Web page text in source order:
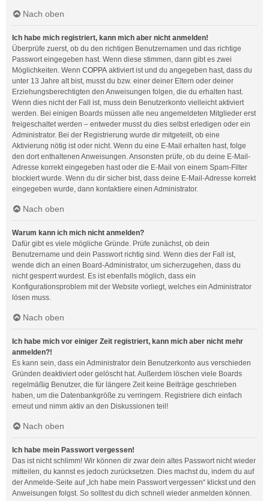
Nach oben
Ich habe mich registriert, kann mich aber nicht anmelden!
Überprüfe zuerst, ob du den richtigen Benutzernamen und das richtige
Passwort eingegeben hast. Wenn diese stimmen, dann gibt es zwei
Möglichkeiten. Wenn COPPA aktiviert ist und du angegeben hast, dass du
unter 13 Jahre alt bist, musst du bzw. einer deiner Eltern oder deiner
Erziehungsberechtigten den Anweisungen folgen, die du erhalten hast.
Wenn dies nicht der Fall ist, muss dein Benutzerkonto vielleicht aktiviert
werden. Bei einigen Boards müssen alle neu angemeldeten Mitglieder erst
freigeschaltet werden – entweder musst du dies selbst erledigen oder ein
Administrator. Bei der Registrierung wurde dir mitgeteilt, ob eine
Aktivierung nötig ist oder nicht. Wenn du eine E-Mail erhalten hast, folge
den dort enthaltenen Anweisungen. Ansonsten prüfe, ob du deine E-Mail-
Adresse korrekt eingegeben hast oder die E-Mail von einem Spam-Filter
blockiert wurde. Wenn du dir sicher bist, dass deine E-Mail-Adresse korrekt
eingegeben wurde, dann kontaktiere einen Administrator.
Nach oben
Warum kann ich mich nicht anmelden?
Dafür gibt es viele mögliche Gründe. Prüfe zunächst, ob dein
Benutzername und dein Passwort richtig sind. Wenn dies der Fall ist,
wende dich an einen Board-Administrator, um sicherzugehen, dass du
nicht gesperrt wurdest. Es ist ebenfalls möglich, dass ein
Konfigurationsproblem mit der Website vorliegt, welches ein Administrator
lösen muss.
Nach oben
Ich habe mich vor einiger Zeit registriert, kann mich aber nicht mehr
anmelden?!
Es kann sein, dass ein Administrator dein Benutzerkonto aus verschieden
Gründen deaktiviert oder gelöscht hat. Außerdem löschen viele Boards
regelmäßig Benutzer, die für längere Zeit keine Beiträge geschrieben
haben, um die Datenbankgröße zu verringern. Registriere dich einfach
erneut und nimm aktiv an den Diskussionen teil!
Nach oben
Ich habe mein Passwort vergessen!
Das ist nicht schlimm! Wir können dir zwar dein altes Passwort nicht wieder
mitteilen, du kannst es jedoch zurücksetzen. Dies machst du, indem du auf
der Anmelde-Seite auf „Ich habe mein Passwort vergessen“ klickst und den
Anweisungen folgst. So solltest du dich schnell wieder anmelden können.